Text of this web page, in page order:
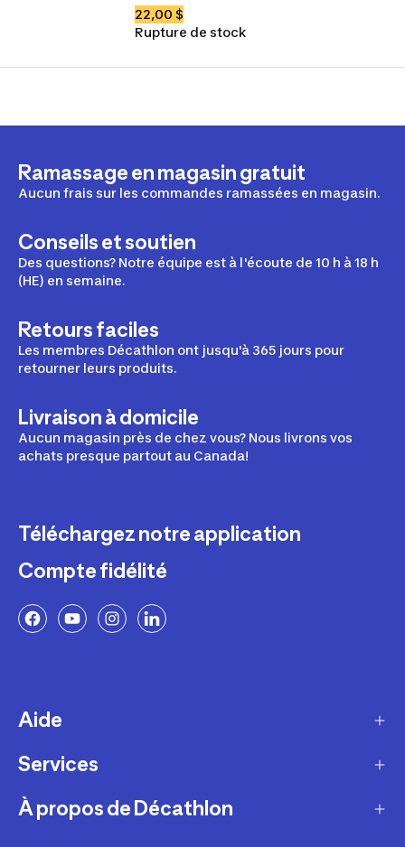
22,00 $
Rupture de stock
Ramassage en magasin gratuit
Aucun frais sur les commandes ramassées en magasin.
Conseils et soutien
Des questions? Notre équipe est à l'écoute de 10 h à 18 h
(HE) en semaine.
Retours faciles
Les membres Décathlon ont jusqu'à 365 jours pour
retourner leurs produits.
Livraison à domicile
Aucun magasin près de chez vous? Nous livrons vos
achats presque partout au Canada!
Téléchargez notre application
Compte fidélité
Aide
Livraison
Retours et échanges
Services
Programme de fidélité
À propos de Décathlon